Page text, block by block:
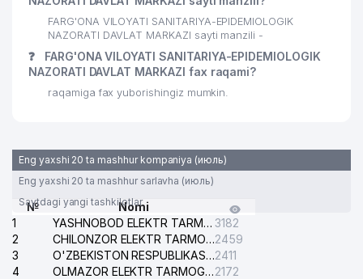
FARG'ONA VILOYATI SANITARIYA-EPIDEMIOLOGIK
NAZORATI DAVLAT MARKAZI sayti manzili -
❓
FARG'ONA VILOYATI SANITARIYA-EPIDEMIOLOGIK
NAZORATI DAVLAT MARKAZI fax raqami?
raqamiga fax yuborishingiz mumkin.
Eng yaxshi 20 ta mashhur kompaniya (июль)
Eng yaxshi 20 ta mashhur sarlavha (июль)
Saytdagi yangi tashkilotlar
№
Nomi
1
YASHNOBOD ELEKTR TARMOG'I NOSOZLIKLARI XIZMATI 3182
2
CHILONZOR ELEKTR TARMOG'I NOSOZLIK XIZMATI2459
3
O'ZBEKISTON RESPUBLIKASI BOSH PROKURATURASI ISHONCH TELEFONI2411
4
OLMAZOR ELEKTR TARMOG'I NOSOZLIKLARI XIZMATI2172